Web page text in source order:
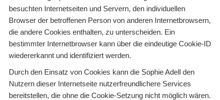
besuchten Internetseiten und Servern, den individuellen
Browser der betroffenen Person von anderen Internetbrowsern,
die andere Cookies enthalten, zu unterscheiden. Ein
bestimmter Internetbrowser kann über die eindeutige Cookie-ID
wiedererkannt und identifiziert werden.
Durch den Einsatz von Cookies kann die Sophie Adell den
Nutzern dieser Internetseite nutzerfreundlichere Services
bereitstellen, die ohne die Cookie-Setzung nicht möglich wären.